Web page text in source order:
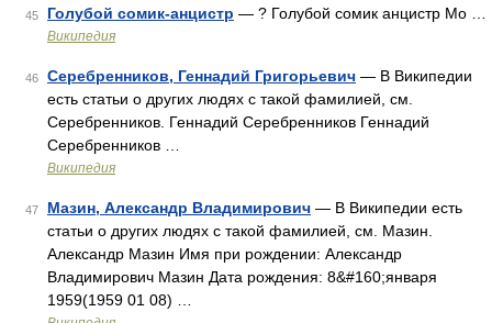
45 Голубой сомик-анцистр — ? Голубой сомик анцистр Мо …
Википедия
46 Серебренников, Геннадий Григорьевич — В Википедии
есть статьи о других людях с такой фамилией, см.
Серебренников. Геннадий Серебренников Геннадий
Серебренников …
Википедия
47 Мазин, Александр Владимирович — В Википедии есть
статьи о других людях с такой фамилией, см. Мазин.
Александр Мазин Имя при рождении: Александр
Владимирович Мазин Дата рождения: 8&#160;января
1959(1959 01 08) …